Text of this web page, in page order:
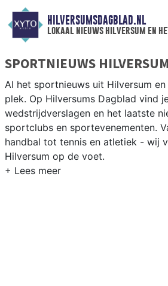
HILVERSUMSDAGBLAD.NL
lokaal nieuws hilversum en
SPORTNIEUWS
Al het sportnieuws uit Hilversum
plek. Op Hilversums Dagblad vind
wedstrijdverslagen en het laatste
sportclubs en sportevenementen.
handbal tot tennis en atletiek - wij
Hilversum op de voet.